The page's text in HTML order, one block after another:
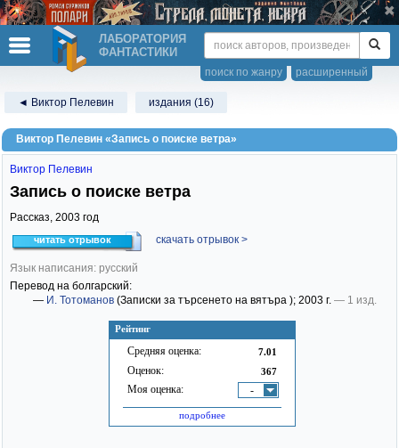
ЛАБОРАТОРИЯ
ФАНТАСТИКИ
расширенный
поиск по жанру
◄ Виктор Пелевин издания (16)
Виктор Пелевин «Запись о поиске ветра»
Рейтинг
Средняя оценка: 7.01
Оценок: 367
Моя оценка: -
подробнее
Виктор Пелевин
Запись о поиске ветра
Рассказ, 2003 год
читать отрывок скачать отрывок >
Язык написания: русский
Перевод на болгарский:
— И. Тотоманов (Записки за търсенето на вятъра ); 2003 г. — 1 изд.